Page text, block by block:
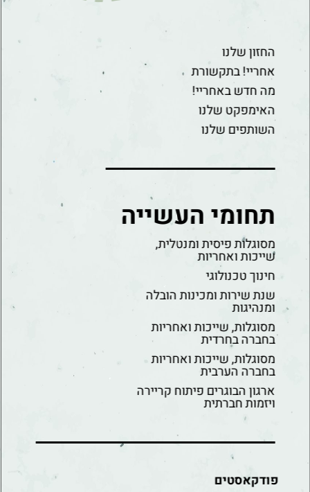
החזון שלנו
אחריי! בתקשורת
מה חדש באחריי!
האימפקט שלנו
השותפים שלנו
תחומי העשייה
מסוגלות פיסית ומנטלית,
שייכות ואחריות
חינוך טכנולוגי
שנת שירות ומכינות הובלה
ומנהיגות
מסוגלות, שייכות ואחריות
בחברה בחרדית
מסוגלות, שייכות ואחריות
בחברה הערבית
ארגון הבוגרים פיתוח קריירה
ויזמות חברתית
פודקאסטים